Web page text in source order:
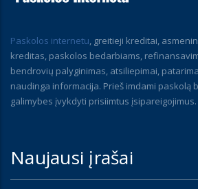
Paskolos internetu, greitieji kreditai,
kreditas, paskolos bedarbiams,
bendrovių palyginimas, atsiliepimai,
naudinga informacija. Prieš imdami paskolą
galimybes įvykdyti prisiimtus įsipareigojimus.
Naujausi įrašai